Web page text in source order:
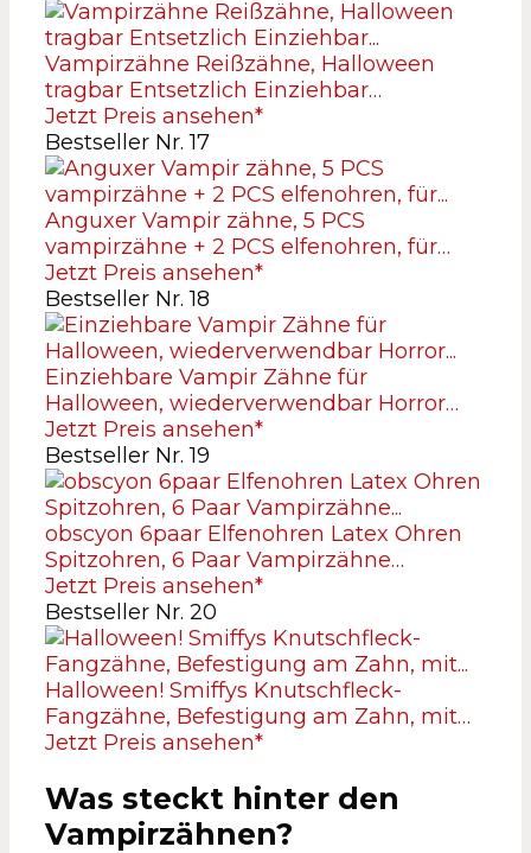
Vampirzähne Reißzähne, Halloween
tragbar Entsetzlich Einziehbar…
Jetzt Preis ansehen*
Bestseller Nr. 17
Anguxer Vampir zähne, 5 PCS
vampirzähne + 2 PCS elfenohren, für…
Jetzt Preis ansehen*
Bestseller Nr. 18
Einziehbare Vampir Zähne für
Halloween, wiederverwendbar Horror…
Jetzt Preis ansehen*
Bestseller Nr. 19
obscyon 6paar Elfenohren Latex Ohren
Spitzohren, 6 Paar Vampirzähne…
Jetzt Preis ansehen*
Bestseller Nr. 20
Halloween! Smiffys Knutschfleck-
Fangzähne, Befestigung am Zahn, mit…
Jetzt Preis ansehen*
Was steckt hinter den
Vampirzähnen?